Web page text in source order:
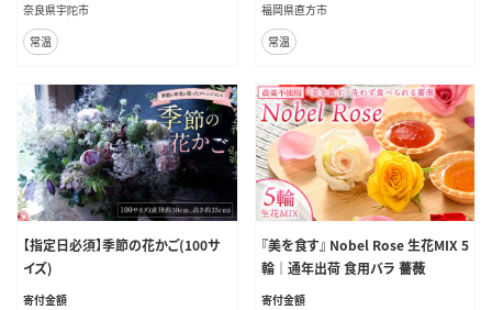
奈良県宇陀市
常温
福岡県直方市
常温
【指定日必須】季節の花かご(100サ
イズ)
寄付金額
『美を食す』 Nobel Rose 生花MIX 5
輪｜通年出荷 食用バラ 薔薇
寄付金額